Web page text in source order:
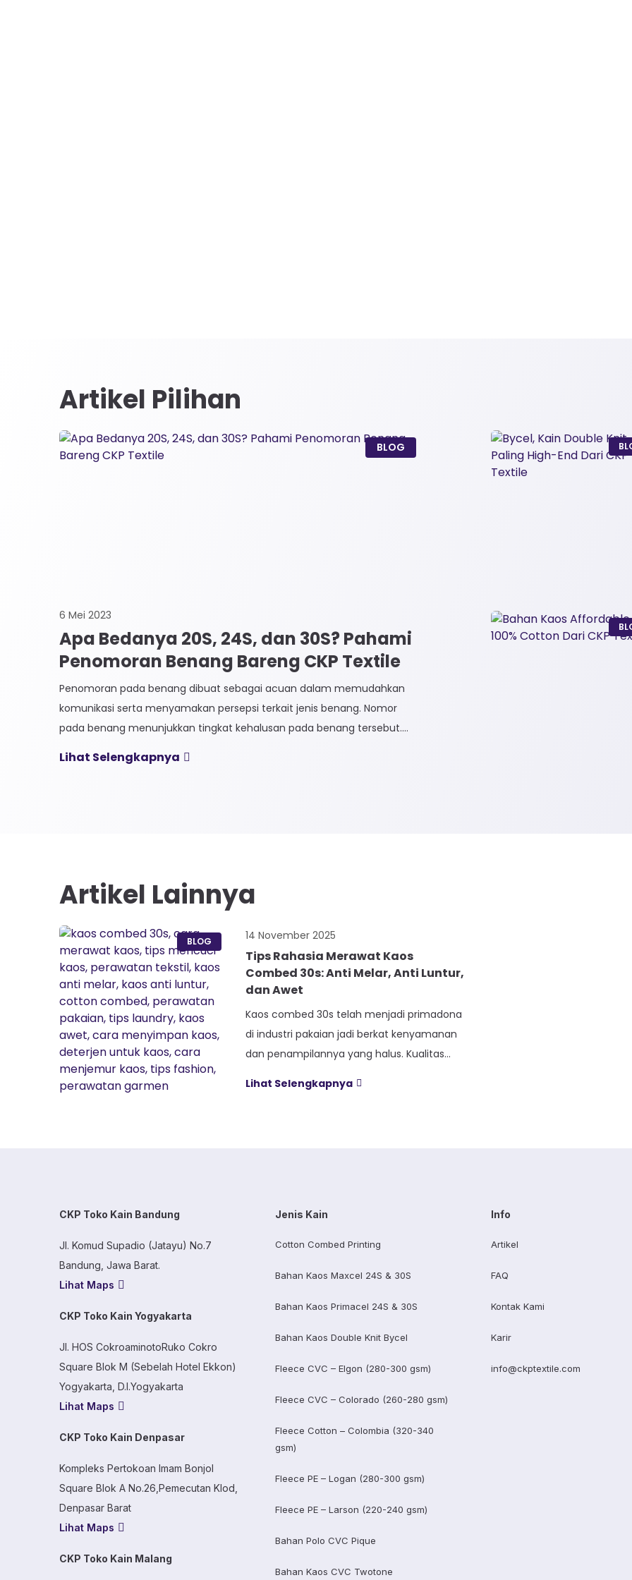
Artikel Pilihan
BLOG
6 Mei 2023
Apa Bedanya 20S, 24S, dan 30S? Pahami
Penomoran Benang Bareng CKP Textile
Penomoran pada benang dibuat sebagai acuan dalam memudahkan
komunikasi serta menyamakan persepsi terkait jenis benang. Nomor
pada benang menunjukkan tingkat kehalusan pada benang tersebut.
Langsung. 1. Penomoran Tidak Langsung Penomoran Tidak Langsung
Lihat Selengkapnya
Artikel Lainnya
BLOG 14 November 2025
Tips Rahasia Merawat Kaos
Combed 30s: Anti Melar, Anti Luntur,
dan Awet
Kaos combed 30s telah menjadi primadona
di industri pakaian jadi berkat kenyamanan
dan penampilannya yang halus. Kualitas
yang menghilangkan serat-serat pendek
Lihat Selengkapnya
CKP Toko Kain Bandung
Jl. Komud Supadio (Jatayu) No.7
Bandung, Jawa Barat.
Lihat Maps
CKP Toko Kain Yogyakarta
Jl. HOS CokroaminotoRuko Cokro
Square Blok M (Sebelah Hotel Ekkon)
Yogyakarta, D.I.Yogyakarta
Lihat Maps
CKP Toko Kain Denpasar
Kompleks Pertokoan Imam Bonjol
Square Blok A No.26,Pemecutan Klod,
Denpasar Barat
Lihat Maps
CKP Toko Kain Malang
Jenis Kain
Cotton Combed Printing
Bahan Kaos Maxcel 24S & 30S
Bahan Kaos Primacel 24S & 30S
Bahan Kaos Double Knit Bycel
Fleece CVC – Elgon (280-300 gsm)
Fleece CVC – Colorado (260-280 gsm)
Fleece Cotton – Colombia (320-340
gsm)
Fleece PE – Logan (280-300 gsm)
Fleece PE – Larson (220-240 gsm)
Bahan Polo CVC Pique
Bahan Kaos CVC Twotone
Info
Artikel
FAQ
Kontak Kami
Karir
info@ckptextile.com